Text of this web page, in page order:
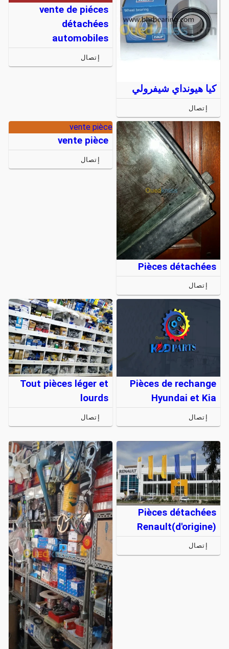
كيا هيونداي شيفرولي
إتصال
vente de piéces
détachées
automobiles
إتصال
Pièces détachées
إتصال
vente pièce
vente pièce
إتصال
Pièces de rechange
Hyundai et Kia
إتصال
Tout pièces léger et
lourds
إتصال
Pièces détachées
Renault(d'origine)
إتصال